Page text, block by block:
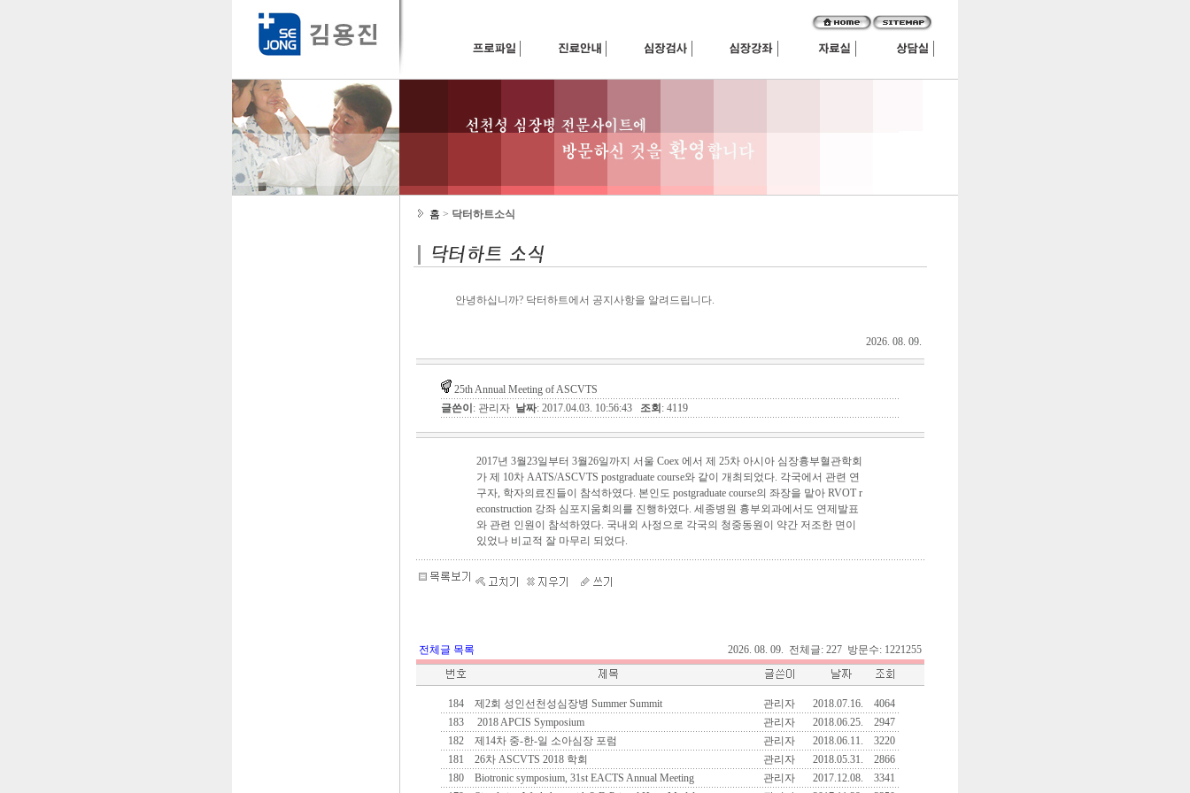
홈 > 닥터하트소식
안녕하십니까? 닥터하트에서 공지사항을 알려드립니다.
2026. 08. 09.
25th Annual Meeting of ASCVTS
글쓴이 : 관리자 날짜: 2017.04.03. 10:56:43 조회 : 4119
2017년 3월23일부터 3월26일까지 서울 Coex 에서 제 25차 아시아 심장흉부혈관학회
가 제 10차 AATS/ASCVTS postgraduate course와 같이 개최되었다. 각국에서 관련 연
구자, 학자의료진들이 참석하였다. 본인도 postgraduate course의 좌장을 맡아 RVOT r
econstruction 강좌 심포지움회의를 진행하였다. 세종병원 흉부외과에서도 연제발표
와 관련 인원이 참석하였다. 국내외 사정으로 각국의 청중동원이 약간 저조한 면이
있었나 비교적 잘 마무리 되었다.
전체글 목록 2026. 08. 09. 전체글: 227 방문수: 1221255
184 제2회 성인선천성심장병 Summer Summit 관리자 2018.07.16.
4064
183
2018 APCIS Symposium 관리자 2018.06.25.
2947
182
제14차 중-한-일 소아심장 포럼 관리자 2018.06.11.
3220
181
26차 ASCVTS 2018 학회 관리자 2018.05.31.
2866
180
Biotronic symposium, 31st EACTS Annual Meeting 관리자 2017.12.08.
3341